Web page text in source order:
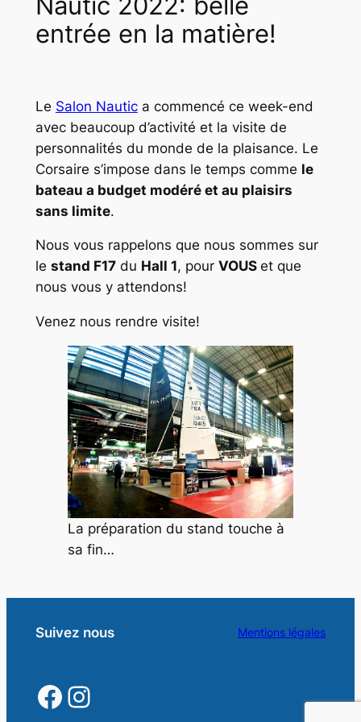
entrée en la matière!
Le Salon Nautica commencé ce week-end
avec beaucoup d’activité et la visite de
personnalités du monde de la plaisance. Le
Corsaire s’impose dans le temps comme le
bateau a budget modéré et au plaisirs
sans limite.
Nous vous rappelons que nous sommes sur
le stand F17du Hall 1, pour VOUS et que
nous vous y attendons!
Venez nous rendre visite!
La préparation du stand touche à
sa fin…
Suivez nous
https://
https://
Mentions légales